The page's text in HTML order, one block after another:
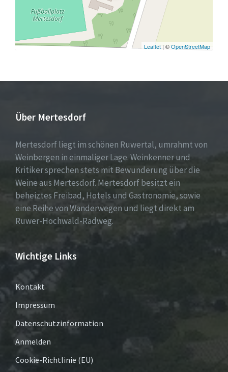
Leaflet | ©OpenStreetMap
Über Mertesdorf
Mertesdorf liegt im schönen Ruwertal, umrahmt von
Weinbergen in einmaliger Lage. Weinkenner und
Kritiker sprechen stets mit Bewunderung über die
Weine aus Mertesdorf. Mertesdorf besitzt ein
beheiztes Freibad, Hotels und Gastronomie, sowie
eine Reihe von Wanderwegen und liegt direkt am
Ruwer-Hochwald-Radweg.
Wichtige Links
Kontakt
Impressum
Datenschutzinformation
Anmelden
Cookie-Richtlinie (EU)